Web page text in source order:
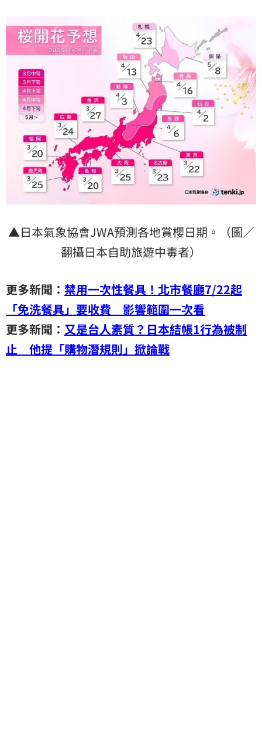
▲日本氣象協會JWA預測各地賞櫻日期。（圖／
翻攝日本自助旅遊中毒者）
更多新聞： 禁用一次性餐具！北市餐廳7/22起
「免洗餐具」要收費 影響範圍一次看
更多新聞： 又是台人素質？日本結帳1行為被制
止 他提「購物潛規則」掀論戰